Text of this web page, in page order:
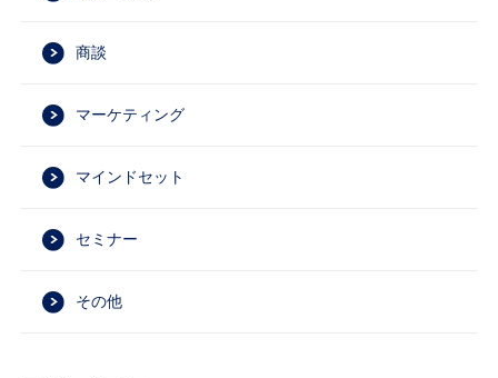
商談
マーケティング
マインドセット
セミナー
その他